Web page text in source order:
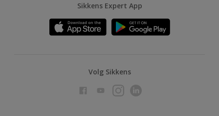
Sikkens Expert App
Volg Sikkens